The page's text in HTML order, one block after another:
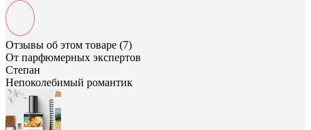
Отзывы об этом товаре (7)
От парфюмерных экспертов
Степан
Непоколебимый романтик